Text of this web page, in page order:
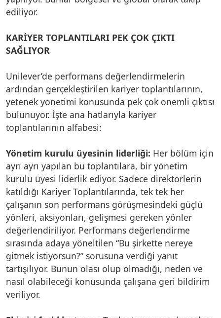
ediliyor.
KARİYER TOPLANTILARI PEK ÇOK ÇIKTI
SAĞLIYOR
Unilever’de performans değerlendirmelerin
ardından gerçekleştirilen kariyer toplantılarının,
yetenek yönetimi konusunda pek çok önemli çıktısı
bulunuyor. İşte ana hatlarıyla kariyer
toplantılarının alfabesi:
Yönetim kurulu üyesinin liderliği: Her bölüm için
ayrı ayrı yapılan bu toplantılara, bir yönetim
kurulu üyesi liderlik ediyor. Sadece direktörlerin
katıldığı Kariyer Toplantılarında, tek tek her
çalışanın son performans görüşmesindeki güçlü
yönleri, aksiyonları, gelişmesi gereken yönler
değerlendiriliyor. Performans değerlendirme
sırasında adaya yöneltilen “Bu şirkette nereye
gitmek istiyorsun?” sorusuna verdiği yanıt
tartışılıyor. Bunun olası olup olmadığı, neden ve
nasıl olabileceği konusunda çalışana geri bildirim
veriliyor.